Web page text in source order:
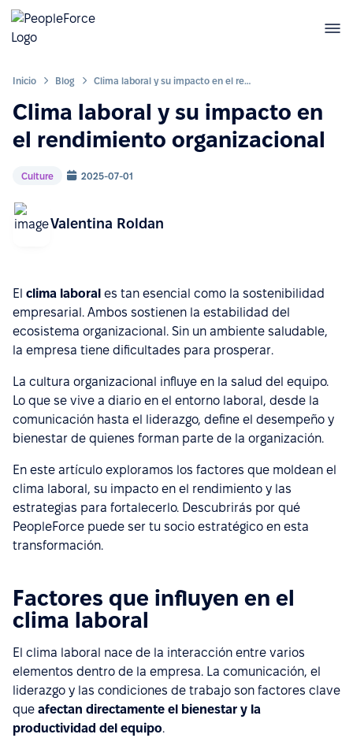
Inicio Blog Clima laboral y su impacto en el rendimiento organizacional
Clima laboral y su impacto en
el rendimiento organizacional
Culture 2025-07-01
Valentina Roldan
El clima laboral es tan esencial como la sostenibilidad
empresarial. Ambos sostienen la estabilidad del
ecosistema organizacional. Sin un ambiente saludable,
la empresa tiene dificultades para prosperar.
La cultura organizacional influye en la salud del equipo.
Lo que se vive a diario en el entorno laboral, desde la
comunicación hasta el liderazgo, define el desempeño y
bienestar de quienes forman parte de la organización.
En este artículo exploramos los factores que moldean el
clima laboral, su impacto en el rendimiento y las
estrategias para fortalecerlo. Descubrirás por qué
PeopleForce puede ser tu socio estratégico en esta
transformación.
Factores que influyen en el
clima laboral
El clima laboral nace de la interacción entre varios
elementos dentro de la empresa. La comunicación, el
liderazgo y las condiciones de trabajo son factores clave
que afectan directamente el bienestar y la
productividad del equipo.